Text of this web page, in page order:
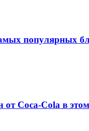
популярных
Coca-Cola в